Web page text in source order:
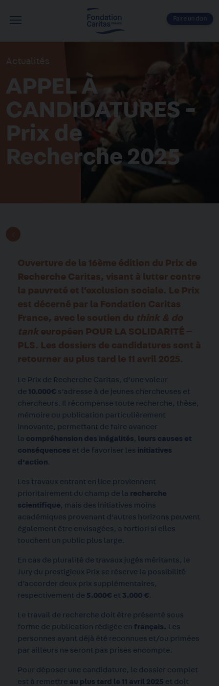
principal
Faire un don
Actualités
APPEL À
CANDIDATURES -
Prix de
Recherche 2025
Ouverture de la 16ème édition du Prix de
Recherche Caritas, visant à lutter contre
la pauvreté et l’exclusion sociale. Le Prix
est décerné par la Fondation Caritas
France, avec le soutien du think & do
tank européen POUR LA SOLIDARITÉ –
PLS. Les dossiers de candidatures sont à
retourner au plus tard le 11 avril 2025.
Le Prix de Recherche Caritas, d’une valeur
de 10.000€ s’adresse à de jeunes chercheuses et
chercheurs. Il récompense toute recherche, thèse,
mémoire ou publication particulièrement
innovante, permettant de faire avancer
la compréhension des inégalités,
leurs causes et
conséquences et de favoriser les initiatives
d’action.
Les travaux entrant en lice proviennent
prioritairement du champ de la recherche
scientifique, mais des initiatives moins
académiques provenant d’autres horizons peuvent
également être envisagées, a fortiori si elles
touchent un public plus large.
En cas de pluralité de travaux jugés méritants, le
Jury du prestigieux Prix se réserve la possibilité
d’accorder deux prix supplémentaires,
respectivement de 5.000€ et 3.000 €.
Le travail de recherche doit être présenté sous
forme de publication rédigée en français. Les
personnes ayant déjà été reconnues et/ou primées
par ailleurs ne seront pas prises encompte.
Pour déposer une candidature, le dossier complet
est à remettre au plus tard le 11 avril 2025 et doit